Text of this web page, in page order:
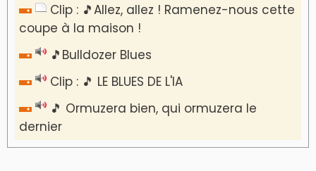
Clip : 🎵Allez, allez ! Ramenez-nous cette
coupe à la maison !
🎵Bulldozer Blues
Clip : 🎵 LE BLUES DE L'IA
🎵 Ormuzera bien, qui ormuzera le
dernier